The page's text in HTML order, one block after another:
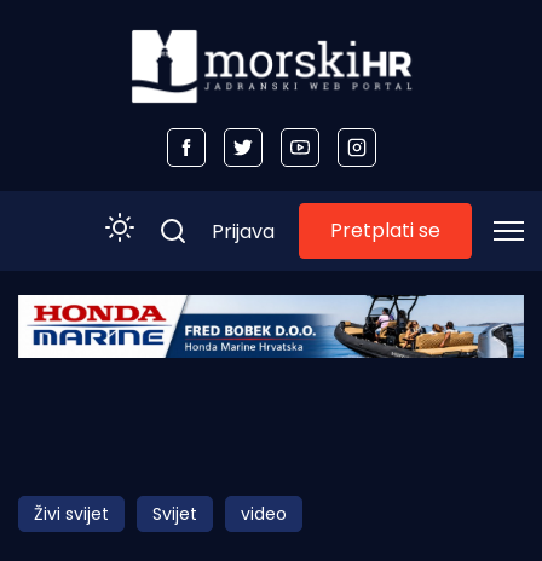
Početna
Obala
Otoci
Prijava Pretplati se
Živi svijet Svijet video